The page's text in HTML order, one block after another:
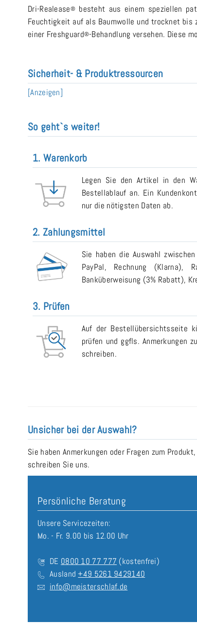
Dri-Realease®besteht aus einem speziellen
Feuchtigkeit auf als Baumwolle und trocknet
einer Freshguard®-Behandlung versehen. Diese
Sicherheit- & Produktressourcen
[Anzeigen]
So geht`s weiter!
1. Warenkorb
Legen Sie den Artikel in den
Bestellablauf an. Ein
nur die nötigsten Daten ab.
2. Zahlungsmittel
Sie haben die Auswahl
PayPal, Rechnung (Klarna),
Banküberweisung (3% Rabatt),
3. Prüfen
Auf der Bestellübersichtsseite
prüfen und ggfls. Anmerkungen
schreiben.
Unsicher bei der Auswahl?
Sie haben Anmerkungen oder Fragen zum
schreiben Sie uns.
Persönliche Beratung
Unsere Servicezeiten:
Mo. - Fr. 9.00 bis 12.00 Uhr
DE 0800 10 77 777 (kostenfrei)
Ausland+49 5261 9429140
info@meisterschlaf.de